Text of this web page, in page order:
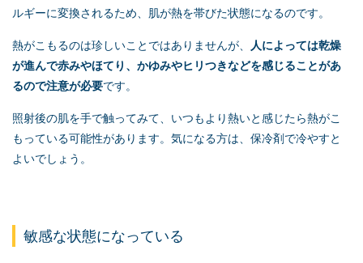
ルギーに変換されるため、肌が熱を帯びた状態になるのです。
熱がこもるのは珍しいことではありませんが、
人によっては乾燥
が進んで赤みやほてり、かゆみやヒリつきなどを感じることがあ
るので注意が必要です。
照射後の肌を手で触ってみて、いつもより熱いと感じたら熱がこ
もっている可能性があります。気になる方は、保冷剤で冷やすと
よいでしょう。
敏感な状態になっている